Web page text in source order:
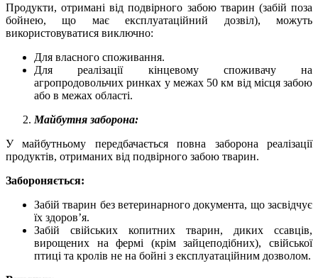
Продукти, отримані від подвірного забою тварин (забій поза
бойнею, що має експлуатаційний дозвіл), можуть
використовуватися виключно:
Для власного споживання.
Для реалізації кінцевому споживачу на
агропродовольчих ринках у межах 50 км від місця забою
або в межах області.
Майбутня заборона:
У майбутньому передбачається повна заборона реалізації
продуктів, отриманих від подвірного забою тварин.
Забороняється:
Забій тварин без ветеринарного документа, що засвідчує
їх здоров’я.
Забій свійських копитних тварин, диких ссавців,
вирощених на фермі (крім зайцеподібних), свійської
птиці та кролів не на бойні з експлуатаційним дозволом.